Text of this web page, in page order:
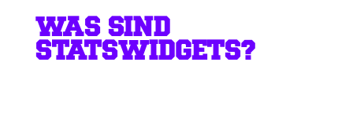
WAS SIND
STATSWIDGETS?